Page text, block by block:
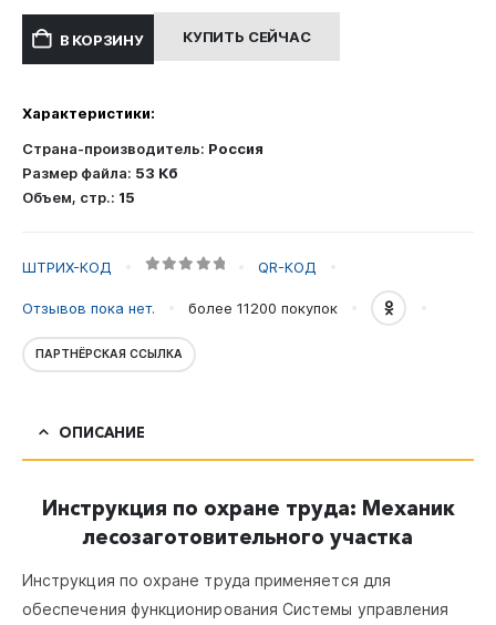
составляла
600.00 ₽.
300.00 ₽.
В КОРЗИНУ КУПИТЬ СЕЙЧАС
Характеристики:
Страна-производитель: Россия
Размер файла: 53 Кб
Объем, стр.: 15
ШТРИХ-КОД QR-КОД
Отзывов пока нет. более 11200 покупок
ПАРТНЁРСКАЯ ССЫЛКА
ОПИСАНИЕ
Инструкция по охране труда: Механик
лесозаготовительного участка
Инструкция по охране труда применяется для
обеспечения функционирования Системы управления